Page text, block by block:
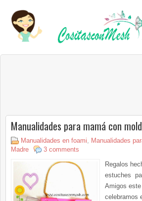
Manualidades para mamá con
Manualidades en foami
Manualidades
Madre
3 comments
Regalos
estuches
Amigos
celebramos